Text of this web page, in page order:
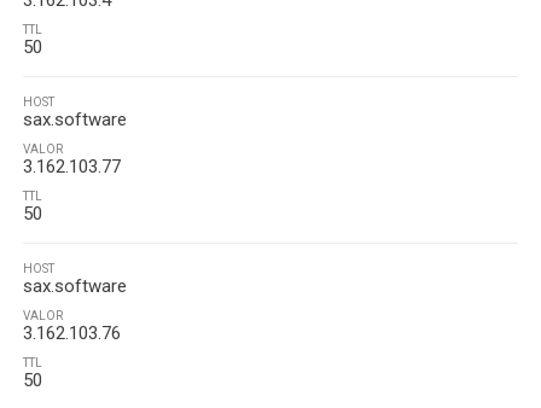
TTL
50
HOST
sax.software
VALOR
3.162.103.77
TTL
50
HOST
sax.software
VALOR
3.162.103.76
TTL
50